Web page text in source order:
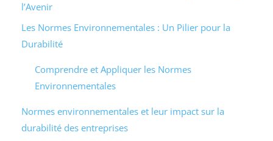
l’Avenir
Les Normes Environnementales : Un Pilier pour la
Durabilité
Comprendre et Appliquer les Normes
Environnementales
Normes environnementales et leur impact sur la
durabilité des entreprises